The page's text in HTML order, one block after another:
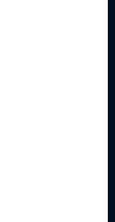
encantado de
con productos,